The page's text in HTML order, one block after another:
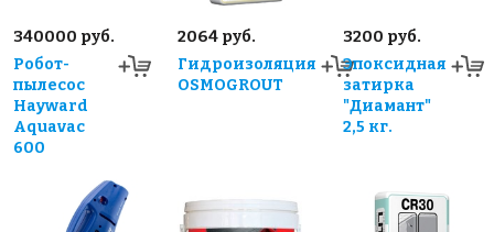
340000 руб.
Робот-
пылесос
Hayward
Aquavac
600
2064 руб.
Гидроизоляция
OSMOGROUT
3200 руб.
Эпоксидная
затирка
"Диамант"
2,5 кг.